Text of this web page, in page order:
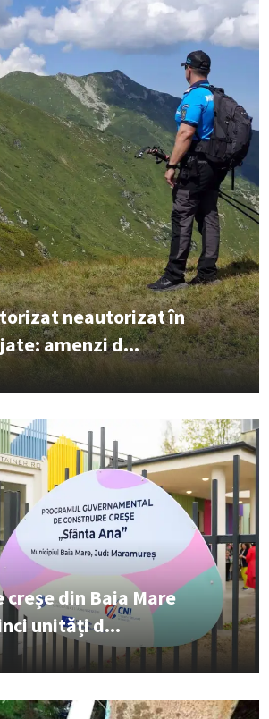
neautorizat în
amenzi d...
creșe din Baia Mare
unități d...